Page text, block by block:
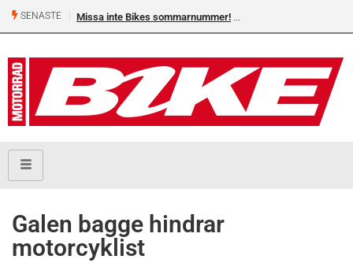
SENASTE Missa inte Bikes sommarnummer!
Galen bagge hindrar
motorcyklist